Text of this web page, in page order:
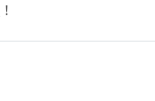
！